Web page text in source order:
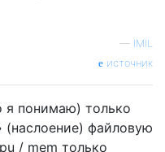
— IMIL
источник
я понимаю) только
(наслоение) файловую
/ mem только